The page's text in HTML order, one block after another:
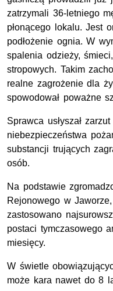
zatrzymali 36-letniego
płonącego lokalu. Jest
podłożenie ognia. W
spalenia odzieży,
stropowych. Takim
realne zagrożenie dla
spowodował poważne
Sprawca usłyszał
niebezpieczeństwa
substancji trujących
osób.
Na podstawie
Rejonowego w
zastosowano
postaci tymczasowego
miesięcy.
W świetle
może kara nawet do 8